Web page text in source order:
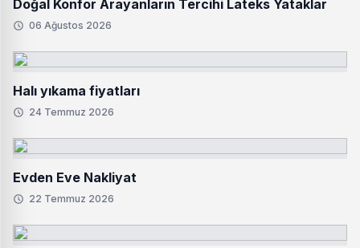
Doğal Konfor Arayanların Tercihi Lateks Yataklar
06 Ağustos 2026
Halı yıkama fiyatları
24 Temmuz 2026
Evden Eve Nakliyat
22 Temmuz 2026